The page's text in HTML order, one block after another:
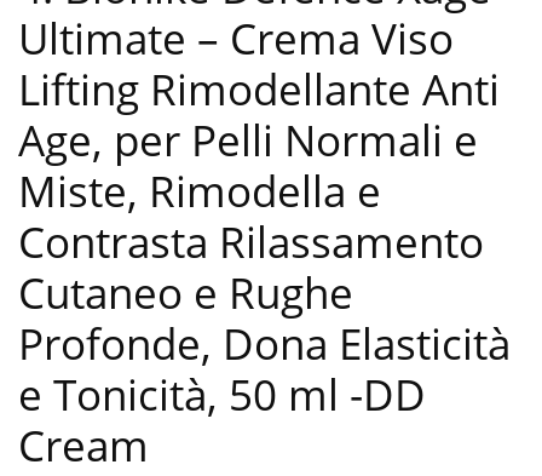
Ultimate – Crema Viso
Lifting Rimodellante Anti
Age, per Pelli Normali e
Miste, Rimodella e
Contrasta Rilassamento
Cutaneo e Rughe
Profonde, Dona Elasticità
e Tonicità, 50 ml -DD
Cream